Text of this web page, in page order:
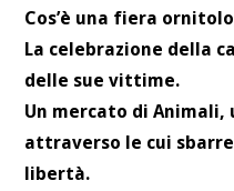
CONTATTI
Cos’è una fiera
La celebrazione della
delle sue vittime.
Un mercato di Animali,
attraverso le cui
libertà.